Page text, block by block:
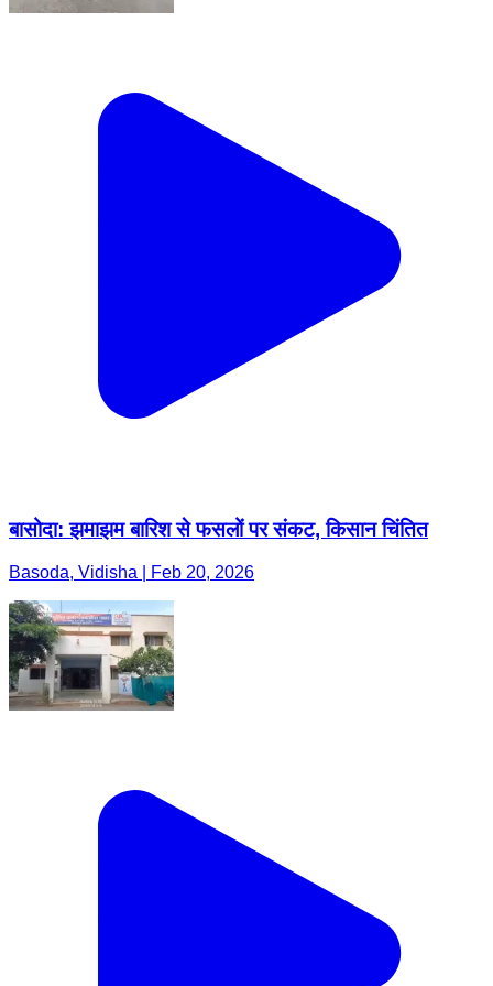
बासोदा: झमाझम बारिश से फसलों पर संकट, किसान चिंतित
Basoda, Vidisha | Feb 20, 2026